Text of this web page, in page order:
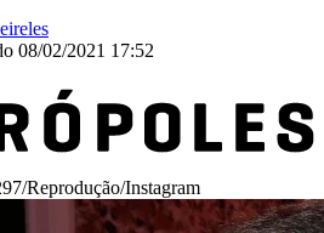
08/02/2021 17:52
Reprodução/Instagram